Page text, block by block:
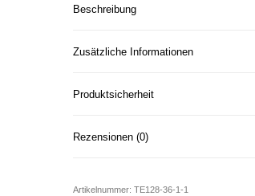
Beschreibung
Zusätzliche Informationen
Produktsicherheit
Rezensionen (0)
Artikelnummer: TE128-36-1-1